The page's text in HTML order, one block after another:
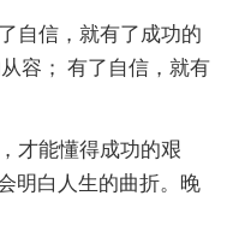
自信，就有了成功的
容； 有了自信，就有
才能懂得成功的艰
明白人生的曲折。晚